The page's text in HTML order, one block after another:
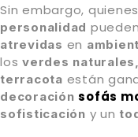
Sin embargo,
personalidad
atrevidas en
los verdes
terracota están
decoraciónsofás
sofisticación y un